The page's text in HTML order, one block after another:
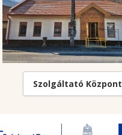
Szolgáltató Központ